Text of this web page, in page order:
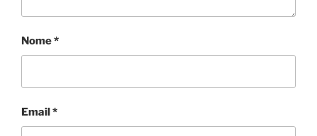
Nome*
Email*